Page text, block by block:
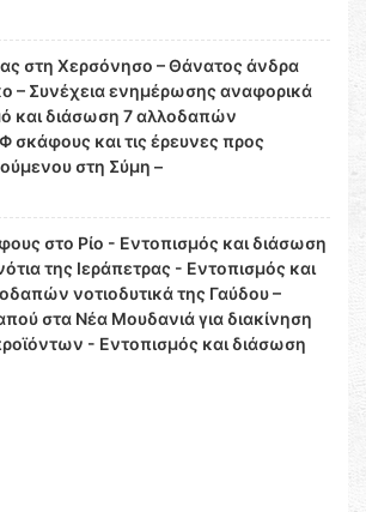
στη Χερσόνησο – Θάνατος άνδρα
– Συνέχεια ενημέρωσης αναφορικά
και διάσωση 7 αλλοδαπών
σκάφους και τις έρευνες προς
στη Σύμη –
στο Ρίο - Εντοπισμός και διάσωση
της Ιεράπετρας - Εντοπισμός και
νοτιοδυτικά της Γαύδου –
στα Νέα Μουδανιά για διακίνηση
- Εντοπισμός και διάσωση